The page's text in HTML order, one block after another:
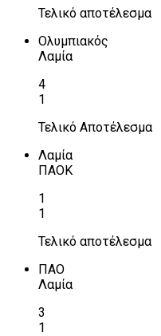
Τελικό αποτέλεσμα
Ολυμπιακός
Λαμία
4
1
Τελικό Αποτέλεσμα
Λαμία
ΠΑΟΚ
1
1
Τελικό αποτέλεσμα
ΠΑΟ
Λαμία
3
1